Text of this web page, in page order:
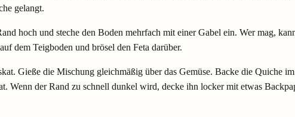
gelangt.
hoch und steche den Boden mehrfach mit einer Gabel ein. Wer mag,
dem Teigboden und brösel den Feta darüber.
Gieße die Mischung gleichmäßig über das Gemüse. Backe die Quiche
Wenn der Rand zu schnell dunkel wird, decke ihn locker mit etwas